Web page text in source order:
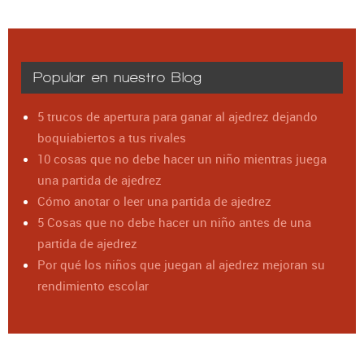
Popular en nuestro Blog
5 trucos de apertura para ganar al ajedrez dejando
boquiabiertos a tus rivales
10 cosas que no debe hacer un niño mientras juega
una partida de ajedrez
Cómo anotar o leer una partida de ajedrez
5 Cosas que no debe hacer un niño antes de una
partida de ajedrez
Por qué los niños que juegan al ajedrez mejoran su
rendimiento escolar